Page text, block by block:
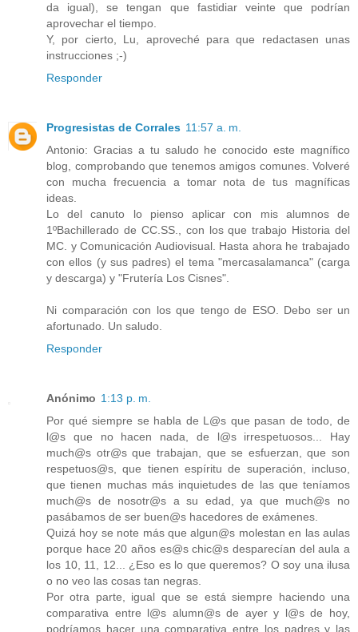
da igual), se tengan que fastidiar veinte que podrían
aprovechar el tiempo.
Y, por cierto, Lu, aproveché para que redactasen unas
instrucciones ;-)
Responder
Progresistas de Corrales 11:57 a. m.
Antonio: Gracias a tu saludo he conocido este magnífico
blog, comprobando que tenemos amigos comunes. Volveré
con mucha frecuencia a tomar nota de tus magníficas
ideas.
Lo del canuto lo pienso aplicar con mis alumnos de
1ºBachillerado de CC.SS., con los que trabajo Historia del
MC. y Comunicación Audiovisual. Hasta ahora he trabajado
con ellos (y sus padres) el tema "mercasalamanca" (carga
y descarga) y "Frutería Los Cisnes".
Ni comparación con los que tengo de ESO. Debo ser un
afortunado. Un saludo.
Responder
Anónimo 1:13 p. m.
Por qué siempre se habla de L@s que pasan de todo, de
l@s que no hacen nada, de l@s irrespetuosos... Hay
much@s otr@s que trabajan, que se esfuerzan, que son
respetuos@s, que tienen espíritu de superación, incluso,
que tienen muchas más inquietudes de las que teníamos
much@s de nosotr@s a su edad, ya que much@s no
pasábamos de ser buen@s hacedores de exámenes.
Quizá hoy se note más que algun@s molestan en las aulas
porque hace 20 años es@s chic@s desparecían del aula a
los 10, 11, 12... ¿Eso es lo que queremos? O soy una ilusa
o no veo las cosas tan negras.
Por otra parte, igual que se está siempre haciendo una
comparativa entre l@s alumn@s de ayer y l@s de hoy,
podríamos hacer una comparativa entre los padres y las